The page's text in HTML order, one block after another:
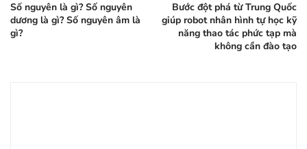
Số nguyên là gì? Số nguyên
dương là gì? Số nguyên âm là
gì?
Bước đột phá từ Trung Quốc
giúp robot nhân hình tự học kỹ
năng thao tác phức tạp mà
không cần đào tạo